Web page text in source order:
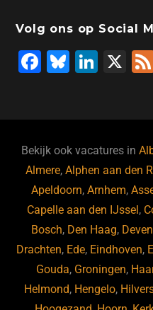
Volg ons op Social
F
b
o
o
k
Bl
ky
Li
dI
n
X
Bekijk ook vacatures in
Almere,Alphen aan den
Apeldoorn,Arnhem,
Capelle aan den IJssel,
Bosch, Den Haag,
Drachten, Ede, Eindhoven,
Gouda, Groningen,
Helmond, Hengelo,